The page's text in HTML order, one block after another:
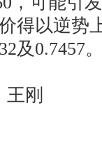
得以逆势
及0.7457
刚